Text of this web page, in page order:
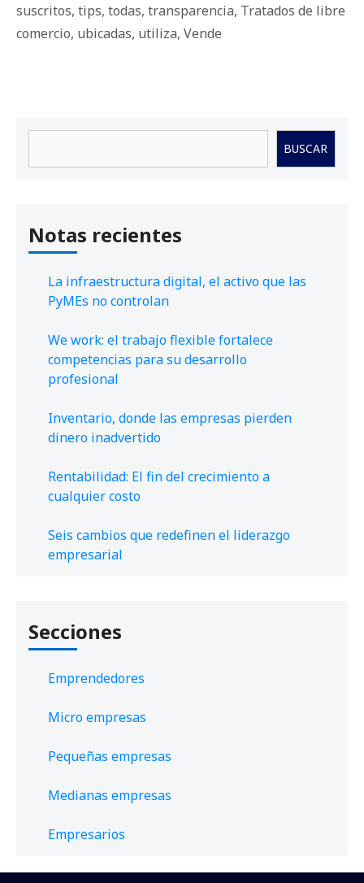
suscritos, tips, todas, transparencia, Tratados de libre
comercio, ubicadas, utiliza, Vende
BUSCAR
Notas recientes
La infraestructura digital, el activo que las
PyMEs no controlan
We work: el trabajo flexible fortalece
competencias para su desarrollo
profesional
Inventario, donde las empresas pierden
dinero inadvertido
Rentabilidad: El fin del crecimiento a
cualquier costo
Seis cambios que redefinen el liderazgo
empresarial
Secciones
Emprendedores
Micro empresas
Pequeñas empresas
Medianas empresas
Empresarios